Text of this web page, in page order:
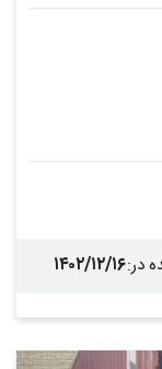
در:۱۴۰۲/۱۲/۱۶